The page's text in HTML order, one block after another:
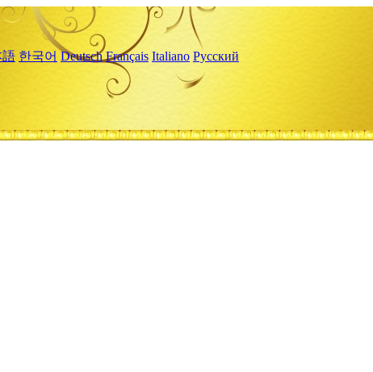
語 한국어 Deutsch Français Italiano Русский